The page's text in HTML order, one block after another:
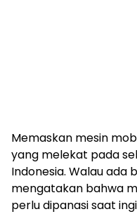
Memaskan mesin
yang melekat pada
Indonesia. Walau
mengatakan bahwa
perlu dipanasi saat